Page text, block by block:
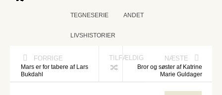
TEGNESERIE ANDET
LIVSHISTORIER
FORRIGE
Mars er for tabere af Lars
Bukdahl
TILFÆLDIG NÆSTE
Bror og søster af Katrine
Marie Guldager